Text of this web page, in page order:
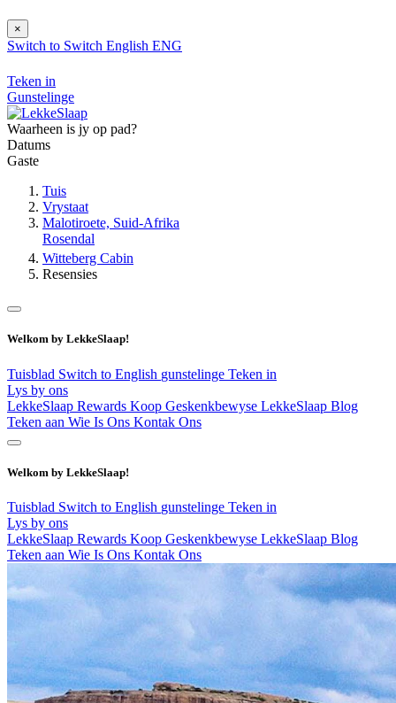
×
Switch to Switch English ENG
Teken in
Gunstelinge
Waarheen is jy op pad?
Datums
Gaste
Tuis
Vrystaat
Malotiroete, Suid-Afrika
Rosendal
Witteberg Cabin
Resensies
Welkom by LekkeSlaap!
Tuisblad Switch to English gunstelinge Teken in
Lys by ons
LekkeSlaap Rewards Koop Geskenkbewyse LekkeSlaap Blog
Teken aan Wie Is Ons Kontak Ons
Welkom by LekkeSlaap!
Tuisblad Switch to English gunstelinge Teken in
Lys by ons
LekkeSlaap Rewards Koop Geskenkbewyse LekkeSlaap Blog
Teken aan Wie Is Ons Kontak Ons